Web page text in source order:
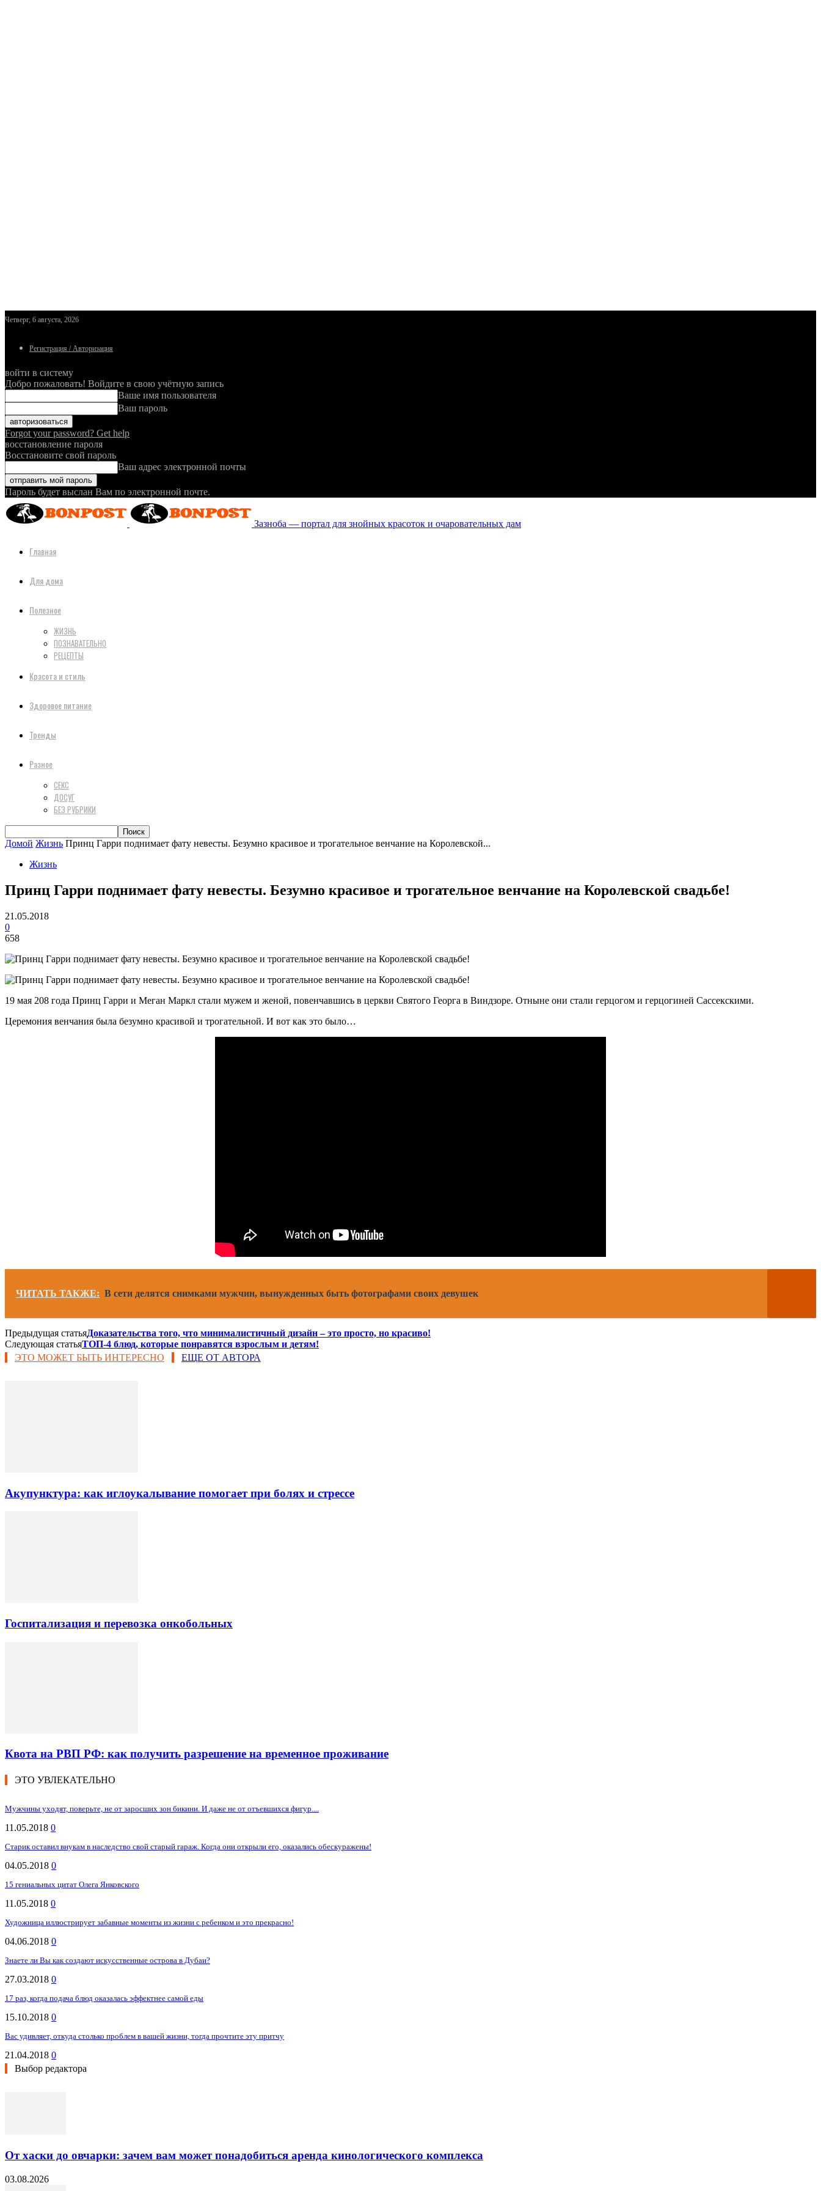
Четверг, 6 августа, 2026
Регистрация / Авторизация
войти в систему
Добро пожаловать! Войдите в свою учётную запись
Ваше имя пользователя
Ваш пароль
Forgot your password? Get help
восстановление пароля
Восстановите свой пароль
Ваш адрес электронной почты
Пароль будет выслан Вам по электронной почте.
Зазноба — портал для знойных красоток и очаровательных дам
Главная
Для дома
Полезное
ЖИЗНЬ
ПОЗНАВАТЕЛЬНО
РЕЦЕПТЫ
Красота и стиль
Здоровое питание
Тренды
Разное
СЕКС
ДОСУГ
БЕЗ РУБРИКИ
Домой Жизнь Принц Гарри поднимает фату невесты. Безумно красивое и трогательное венчание на Королевской...
Жизнь
Принц Гарри поднимает фату невесты. Безумно красивое и трогательное венчание на Королевской свадьбе!
21.05.2018
0
658
19 мая 208 года Принц Гарри и Меган Маркл стали мужем и женой, повенчавшись в церкви Святого Георга в Виндзоре. Отныне они стали герцогом и герцогиней Сассекскими.
Церемония венчания была безумно красивой и трогательной. И вот как это было…
ЧИТАТЬ ТАКЖЕ: В сети делятся снимками мужчин, вынужденных быть фотографами своих девушек
Предыдущая статьяДоказательства того, что минималистичный дизайн – это просто, но красиво!
Следующая статьяТОП-4 блюд, которые понравятся взрослым и детям!
ЭТО МОЖЕТ БЫТЬ ИНТЕРЕСНО
ЕЩЕ ОТ АВТОРА
Акупунктура: как иглоукалывание помогает при болях и стрессе
Госпитализация и перевозка онкобольных
Квота на РВП РФ: как получить разрешение на временное проживание
ЭТО УВЛЕКАТЕЛЬНО
Мужчины уходят, поверьте, не от заросших зон бикини. И даже не от отъевшихся фигур....
11.05.2018 0
Старик оставил внукам в наследство свой старый гараж. Когда они открыли его, оказались обескуражены!
04.05.2018 0
15 гениальных цитат Олега Янковского
11.05.2018 0
Художница иллюстрирует забавные моменты из жизни с ребенком и это прекрасно!
04.06.2018 0
Знаете ли Вы как создают искусственные острова в Дубаи?
27.03.2018 0
17 раз, когда подача блюд оказалась эффектнее самой еды
15.10.2018 0
Вас удивляет, откуда столько проблем в вашей жизни, тогда прочтите эту притчу
21.04.2018 0
Выбор редактора
От хаски до овчарки: зачем вам может понадобиться аренда кинологического комплекса
03.08.2026